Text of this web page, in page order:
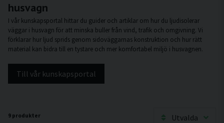
husvagn
I vår kunskapsportal hittar du guider och artiklar om hur du ljudisolerar
väggar i husvagn för att minska buller från vind, trafik och omgivning. Vi
förklarar hur ljud sprids genom sidoväggarnas konstruktion och hur rätt
material kan bidra till en tystare och mer komfortabel miljö i husvagnen.
Till vår kunskapsportal
9 produkter Utvalda